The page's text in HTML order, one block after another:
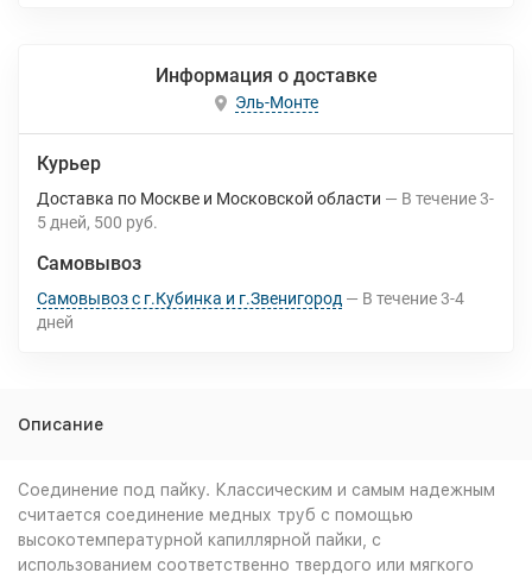
Информация о доставке
Эль-Монте
Курьер
Доставка по Москве и Московской области В течение3-
5 дней 500 руб.
Самовывоз
Самовывоз с г.Кубинка и г.Звенигород В течение3-4
дней
Описание
Соединение под пайку. Классическим и самым надежным
считается соединение медных труб с помощью
высокотемпературной капиллярной пайки, с
использованием соответственно твердого или мягкого